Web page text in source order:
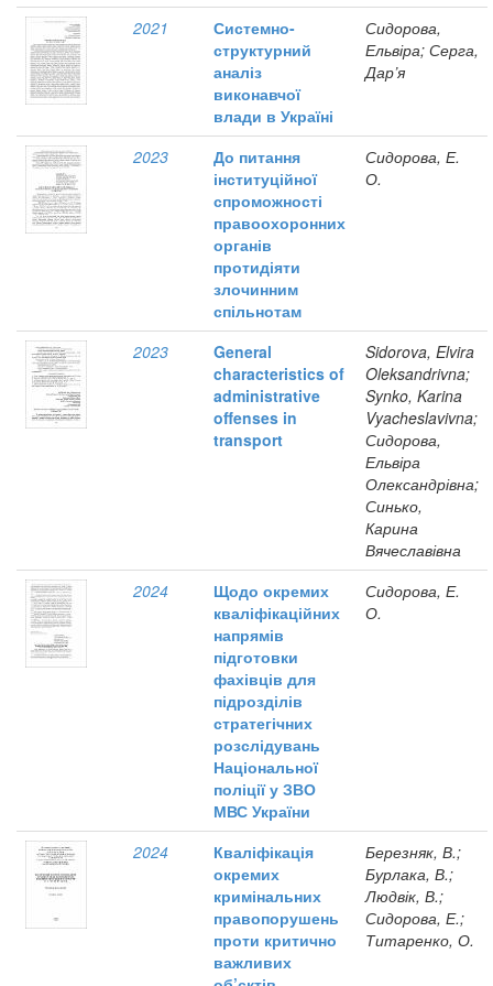
2021
Системно-
структурний
аналіз
виконавчої
влади в Україні
Сидорова,
Ельвіра; Серга,
Дар’я
2023
До питання
інституційної
спроможності
правоохоронних
органів
протидіяти
злочинним
спільнотам
Сидорова, Е.
О.
2023
General
characteristics of
administrative
offenses in
transport
Sidorova, Elvira
Oleksandrivna;
Synko, Karina
Vyacheslavivna;
Сидорова,
Ельвіра
Олександрівна;
Синько,
Карина
Вячеславівна
2024
Щодо окремих
кваліфікаційних
напрямів
підготовки
фахівців для
підрозділів
стратегічних
розслідувань
Національної
поліції у ЗВО
МВС України
Сидорова, Е.
О.
2024
Кваліфікація
окремих
кримінальних
правопорушень
проти критично
важливих
Березняк, В.;
Бурлака, В.;
Людвік, В.;
Сидорова, Е.;
Титаренко, О.